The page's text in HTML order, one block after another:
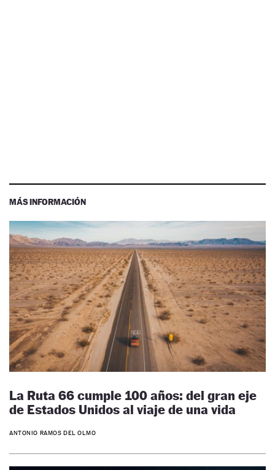
MÁS INFORMACIÓN
La Ruta 66 cumple 100 años: del gran eje
de Estados Unidos al viaje de una vida
ANTONIO RAMOS DEL OLMO